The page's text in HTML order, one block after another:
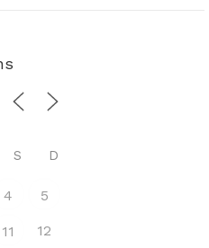
S D
4 5
11 12